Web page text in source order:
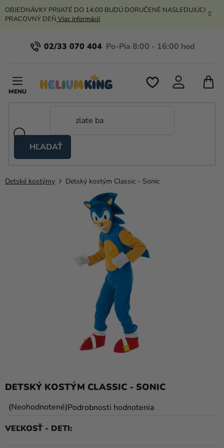
Prejsť
na
OBJEDNÁVKY PRIJATÉ DO 14:00 BUDÚ DORUČENÉ NASLEDUJÚCI
PRACOVNÝ DEŇ Viac informácií
02/33 070 404
HĽADAŤ
stany
Kanekalon
Oblečenie
Detské kostýmy Detský kostým Classic - Sonic
DETSKÝ KOSTÝM CLASSIC - SONIC
Priemerné
produktu
NeohodnotenéPodrobnosti hodnotenia
VEĽKOSŤ - DETI